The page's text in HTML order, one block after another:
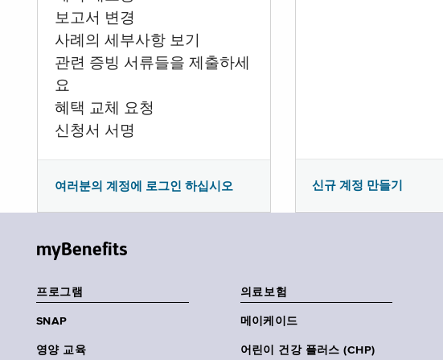
보고서 변경
사례의 세부사항 보기
관련 증빙 서류들을 제출하세
요
혜택 교체 요청
신청서 서명
여러분의 계정에 로그인 하십시오 신규 계정 만들기
myBenefits
프로그램
SNAP
영양 교육
의료보험
메이케이드
어린이 건강 플러스 (CHP)